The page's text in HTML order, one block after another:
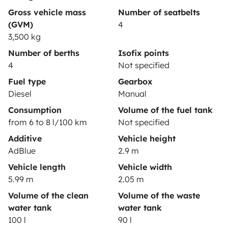
Gross vehicle mass
(GVM)
3,500 kg
Number of seatbelts
4
Number of berths
4
Isofix points
Not specified
Fuel type
Diesel
Gearbox
Manual
Consumption
from 6 to 8 l/100 km
Volume of the fuel tank
Not specified
Additive
AdBlue
Vehicle height
2.9 m
Vehicle length
5.99 m
Vehicle width
2.05 m
Volume of the clean
water tank
100 l
Volume of the waste
water tank
90 l
Secure third-party payment system
Pay in instalments
Download in
App Store
Download in
Google Play
© 2026 Yescapa
Blog Contact us T&C's
Cookies